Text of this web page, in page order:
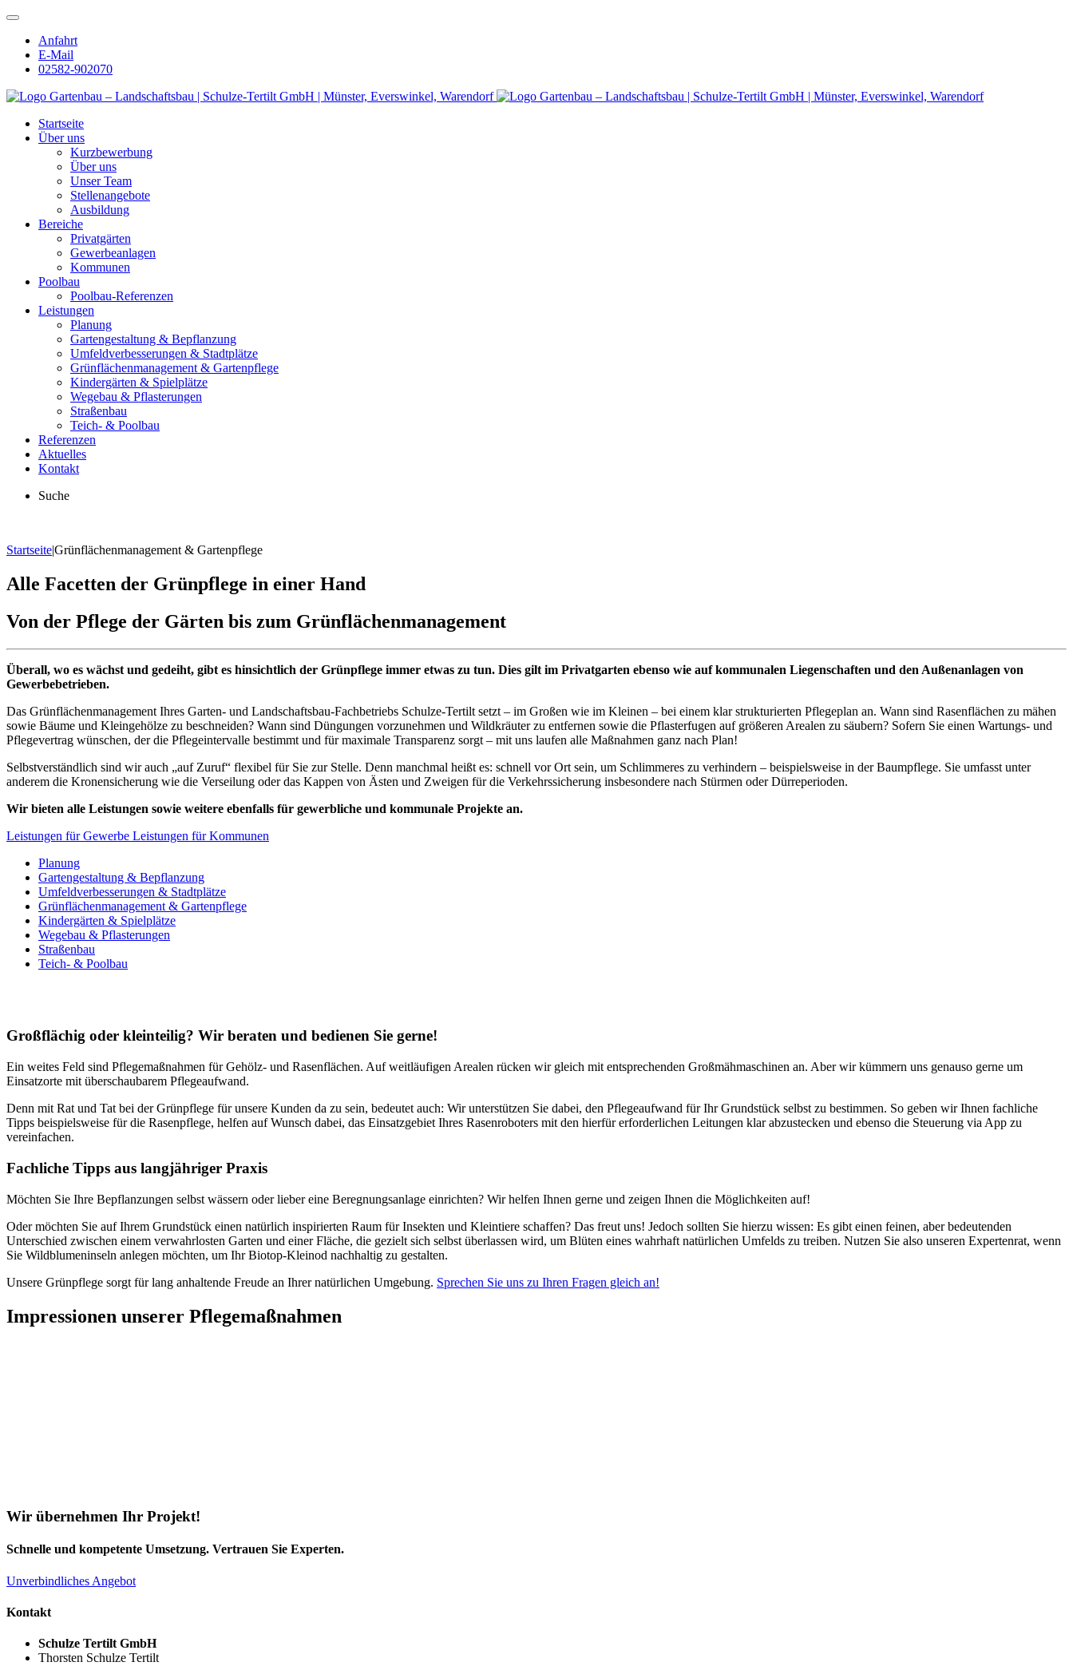
Anfahrt
E-Mail
02582-902070
Gartenbau – Landschaftsbau | Schulze-Tertilt GmbH | Münster, Everswinkel, Warendorf
Gartenbau – Landschaftsbau | Schulze-Tertilt GmbH | Münster, Everswinkel, Warendorf
Startseite
Über uns
Kurzbewerbung
Über uns
Unser Team
Stellenangebote
Ausbildung
Bereiche
Privatgärten
Gewerbeanlagen
Kommunen
Poolbau
Poolbau-Referenzen
Leistungen
Planung
Gartengestaltung & Bepflanzung
Umfeldverbesserungen & Stadtplätze
Grünflächenmanagement & Gartenpflege
Kindergärten & Spielplätze
Wegebau & Pflasterungen
Straßenbau
Teich- & Poolbau
Referenzen
Aktuelles
Kontakt
Suche
Startseite|Grünflächenmanagement & Gartenpflege
Alle Facetten der Grünpflege in einer Hand
Von der Pflege der Gärten bis zum Grünflächenmanagement
Überall, wo es wächst und gedeiht, gibt es hinsichtlich der Grünpflege immer etwas zu tun. Dies gilt im Privatgarten ebenso wie auf kommunalen Liegenschaften und den Außenanlagen von
Gewerbebetrieben.
Das Grünflächenmanagement Ihres Garten- und Landschaftsbau-Fachbetriebs Schulze-Tertilt setzt – im Großen wie im Kleinen – bei einem klar strukturierten Pflegeplan an. Wann sind Rasenflächen zu mähen
sowie Bäume und Kleingehölze zu beschneiden? Wann sind Düngungen vorzunehmen und Wildkräuter zu entfernen sowie die Pflasterfugen auf größeren Arealen zu säubern? Sofern Sie einen Wartungs- und
Pflegevertrag wünschen, der die Pflegeintervalle bestimmt und für maximale Transparenz sorgt – mit uns laufen alle Maßnahmen ganz nach Plan!
Selbstverständlich sind wir auch „auf Zuruf“ flexibel für Sie zur Stelle. Denn manchmal heißt es: schnell vor Ort sein, um Schlimmeres zu verhindern – beispielsweise in der Baumpflege. Sie umfasst unter
anderem die Kronensicherung wie die Verseilung oder das Kappen von Ästen und Zweigen für die Verkehrssicherung insbesondere nach Stürmen oder Dürreperioden.
Wir bieten alle Leistungen sowie weitere ebenfalls für gewerbliche und kommunale Projekte an.
Leistungen für Gewerbe Leistungen für Kommunen
Planung
Gartengestaltung & Bepflanzung
Umfeldverbesserungen & Stadtplätze
Grünflächenmanagement & Gartenpflege
Kindergärten & Spielplätze
Wegebau & Pflasterungen
Straßenbau
Teich- & Poolbau
Großflächig oder kleinteilig? Wir beraten und bedienen Sie gerne!
Ein weites Feld sind Pflegemaßnahmen für Gehölz- und Rasenflächen. Auf weitläufigen Arealen rücken wir gleich mit entsprechenden Großmähmaschinen an. Aber wir kümmern uns genauso gerne um
Einsatzorte mit überschaubarem Pflegeaufwand.
Denn mit Rat und Tat bei der Grünpflege für unsere Kunden da zu sein, bedeutet auch: Wir unterstützen Sie dabei, den Pflegeaufwand für Ihr Grundstück selbst zu bestimmen. So geben wir Ihnen fachliche
Tipps beispielsweise für die Rasenpflege, helfen auf Wunsch dabei, das Einsatzgebiet Ihres Rasenroboters mit den hierfür erforderlichen Leitungen klar abzustecken und ebenso die Steuerung via App zu
vereinfachen.
Fachliche Tipps aus langjähriger Praxis
Möchten Sie Ihre Bepflanzungen selbst wässern oder lieber eine Beregnungsanlage einrichten? Wir helfen Ihnen gerne und zeigen Ihnen die Möglichkeiten auf!
Oder möchten Sie auf Ihrem Grundstück einen natürlich inspirierten Raum für Insekten und Kleintiere schaffen? Das freut uns! Jedoch sollten Sie hierzu wissen: Es gibt einen feinen, aber bedeutenden
Unterschied zwischen einem verwahrlosten Garten und einer Fläche, die gezielt sich selbst überlassen wird, um Blüten eines wahrhaft natürlichen Umfelds zu treiben. Nutzen Sie also unseren Expertenrat, wenn
Sie Wildblumeninseln anlegen möchten, um Ihr Biotop-Kleinod nachhaltig zu gestalten.
Unsere Grünpflege sorgt für lang anhaltende Freude an Ihrer natürlichen Umgebung. Sprechen Sie uns zu Ihren Fragen gleich an!
Impressionen unserer Pflegemaßnahmen
Wir übernehmen Ihr Projekt!
Schnelle und kompetente Umsetzung. Vertrauen Sie Experten.
Unverbindliches Angebot
Kontakt
Schulze Tertilt GmbH
Thorsten Schulze Tertilt